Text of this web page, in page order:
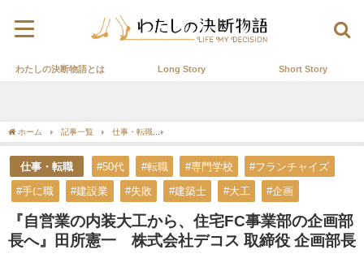
わたしの決断物語とは Long Story Short Story
ホーム 記事一覧 仕事・転職
仕事・転職 #50代 #転職 #専門学校 #フランチャイズ
#手に職 #建設業 #失敗 #建築士 #大工 #企画
『自営業の内装大工から、住宅FC事業部の企画部
長へ』田所憲一 株式会社デコス 取締役 企画部長